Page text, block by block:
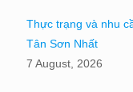
Thực trạng và nhu
Tân Sơn Nhất
7 August, 2026